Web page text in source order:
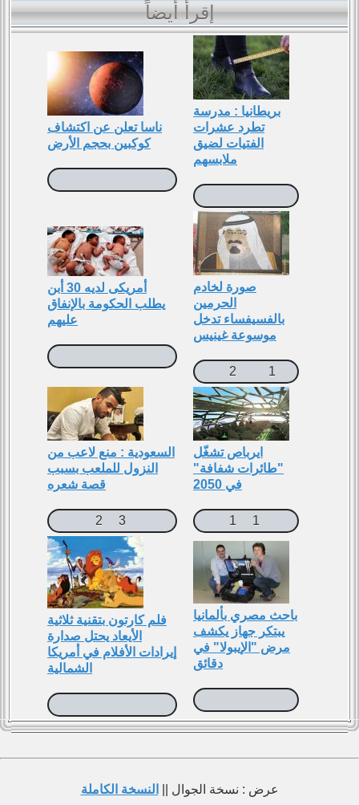
إقرأ أيضاً
ناسا تعلن عن اكتشاف
كوكبين بحجم الأرض
بريطانيا : مدرسة
تطرد عشرات
الفتيات لضيق
ملابسهم
أمريكى لديه 30 أبن
يطلب الحكومة بالإنفاق
عليهم
صورة لخادم
الحرمين
بالفسيفساء تدخل
موسوعة غينيس
2 1
السعودية : منع لاعب من
النزول للملعب بسبب
قصة شعره
2 3
ايرباص تشغّل
"طائرات شفافة"
في 2050
1 1
فلم كارتون بتقنية ثلاثية
اﻷيعاد يحتل صدارة
إيرادات الأفلام في أمريكا
الشمالية
باحث مصري بألمانيا
يبتكر جهاز يكشف
مرض "الإيبولا" في
دقائق
عرض : نسخة الجوال || النسخة الكاملة